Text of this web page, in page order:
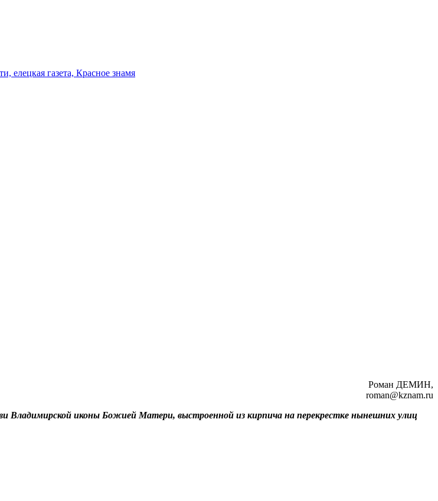
елецкая газета, Красное знамя
Роман ДЕМИН,
roman@kznam.ru
Владимирской иконы Божией Матери, выстроенной из кирпича на перекрестке нынешних улиц